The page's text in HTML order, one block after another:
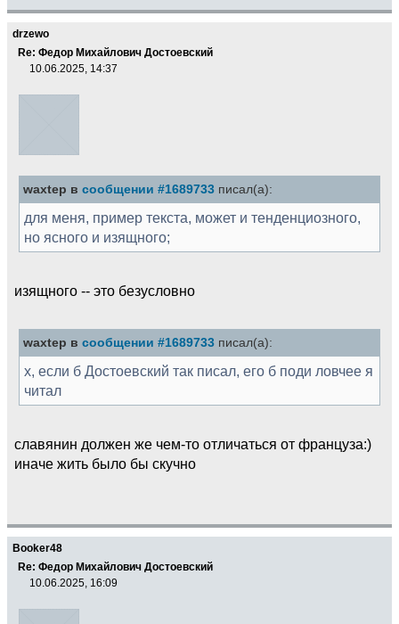
drzewo
Re: Федор Михайлович Достоевский
10.06.2025, 14:37
waxtep в сообщении #1689733 писал(а):
для меня, пример текста, может и тенденциозного,
но ясного и изящного;
изящного -- это безусловно
waxtep в сообщении #1689733 писал(а):
х, если б Достоевский так писал, его б поди ловчее я
читал
славянин должен же чем-то отличаться от француза:)
иначе жить было бы скучно
Booker48
Re: Федор Михайлович Достоевский
10.06.2025, 16:09